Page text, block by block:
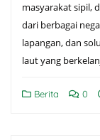
masyarakat sipil,
dari berbagai
lapangan, dan
laut yang
Berita 0